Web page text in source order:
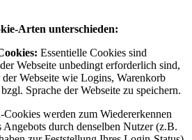
Arten unterschieden:
Essentielle Cookies sind
Webseite unbedingt erforderlich sind,
Webseite wie Logins, Warenkorb
Sprache der Webseite zu speichern.
Cookies werden zum Wiedererkennen
durch denselben Nutzer (z.B.